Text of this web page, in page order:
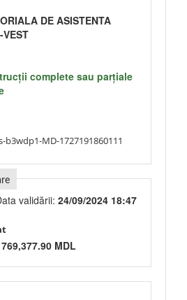
DE ASISTENTA
VEST
complete sau parţiale
b3wdp1-MD-1727191860111
validării: 24/09/2024 18:47
769,377.90 MDL